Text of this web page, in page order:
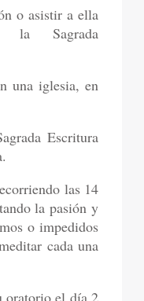
o asistir a ella
la Sagrada
una iglesia, en
Escritura
las 14
la pasión y
o impedidos
cada una